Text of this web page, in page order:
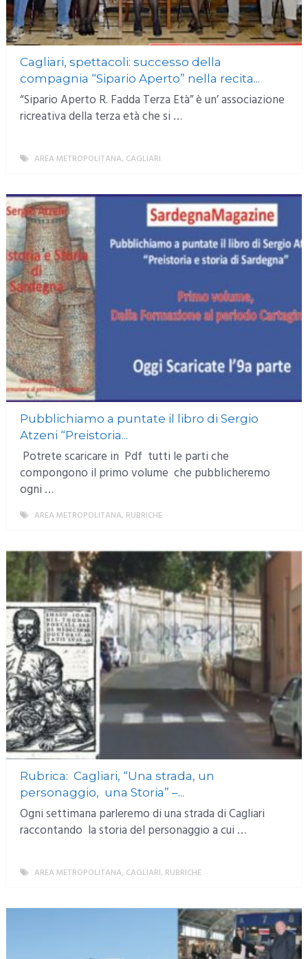
Cagliari, spettacoli: successo della
compagnia “Sipario Aperto” nella recita...
“Sipario Aperto R. Fadda Terza Età” è un’ associazione
ricreativa della terza età che si …
AREA METROPOLITANA, CAGLIARI
Pubblichiamo a puntate il libro di Sergio
Atzeni “Preistoria...
Potrete scaricare in Pdf tutti le parti che
compongono il primo volume che pubblicheremo
ogni …
AREA METROPOLITANA, RUBRICHE
Rubrica: Cagliari, “Una strada, un
personaggio, una Storia” –...
Ogni settimana parleremo di una strada di Cagliari
raccontando la storia del personaggio a cui …
AREA METROPOLITANA, CAGLIARI, RUBRICHE